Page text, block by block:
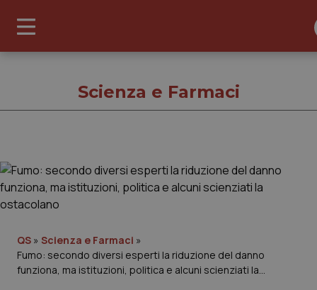
Cronache
Governo e Parlamento
Regioni e Asl
Scienza e Farmaci
QS » Scienza e Farmaci »
Fumo: secondo diversi esperti la riduzione del danno
funziona, ma istituzioni, politica e alcuni scienziati la